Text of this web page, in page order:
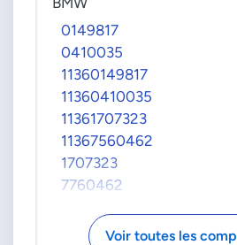
0149817
0410035
11360149817
11360410035
11361707323
11367560462
1707323
7760462
Voir toutes les